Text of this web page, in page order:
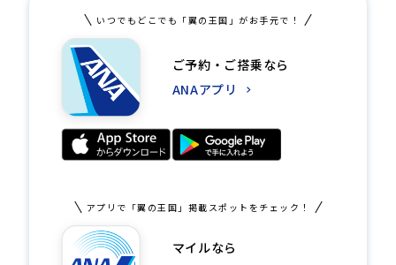
いつでもどこでも「翼の王国」がお手元で！
ご予約・ご搭乗なら
ANAアプリ
アプリで「翼の王国」掲載スポットをチェック！
マイルなら